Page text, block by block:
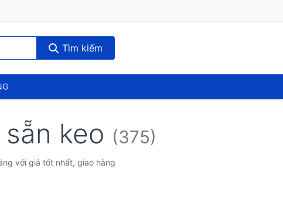
Tìm kiếm
keo (375)
với giá tốt nhất, giao hàng